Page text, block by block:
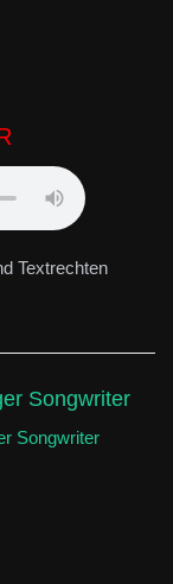
Textrechten
Songwriter